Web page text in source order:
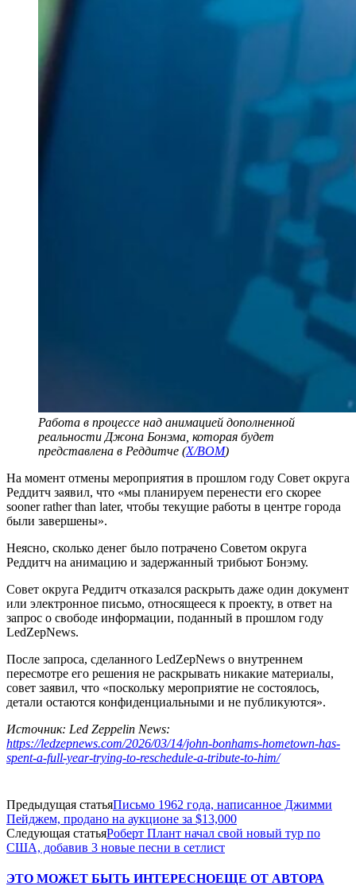
Работа в процессе над анимацией дополненной
реальности Джона Бонэма, которая будет
представлена в Реддитче (X/BOM)
На момент отмены мероприятия в прошлом году Совет округа
Реддитч заявил, что «мы планируем перенести его скорее
sooner rather than later, чтобы текущие работы в центре города
были завершены».
Неясно, сколько денег было потрачено Советом округа
Реддитч на анимацию и задержанный трибьют Бонэму.
Совет округа Реддитч отказался раскрыть даже один документ
или электронное письмо, относящееся к проекту, в ответ на
запрос о свободе информации, поданный в прошлом году
LedZepNews.
После запроса, сделанного LedZepNews о внутреннем
пересмотре его решения не раскрывать никакие материалы,
совет заявил, что «поскольку мероприятие не состоялось,
детали остаются конфиденциальными и не публикуются».
Источник: Led Zeppelin News:
https://ledzepnews.com/2026/03/14/john-bonhams-hometown-has-
spent-a-full-year-trying-to-reschedule-a-tribute-to-him/
Предыдущая статьяПисьмо 1962 года, написанное Джимми
Пейджем, продано на аукционе за $13,000
Следующая статьяРоберт Плант начал свой новый тур по
США, добавив 3 новые песни в сетлист
ЭТО МОЖЕТ БЫТЬ ИНТЕРЕСНОЕЩЕ ОТ АВТОРА